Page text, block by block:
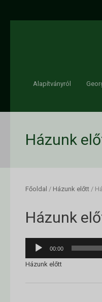
Alapítványról
Házunk
Főoldal / Házunk előtt /
Házunk
Audió
00:00
Házunk előtt